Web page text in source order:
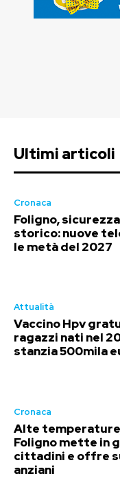
Ultimi articoli
Cronaca
Foligno,
storico: nuove
le metà del 2027
Attualità
Vaccino Hpv
ragazzi nati nel
stanzia 500mila
Cronaca
Alte
Foligno mette in
cittadini e offre
anziani